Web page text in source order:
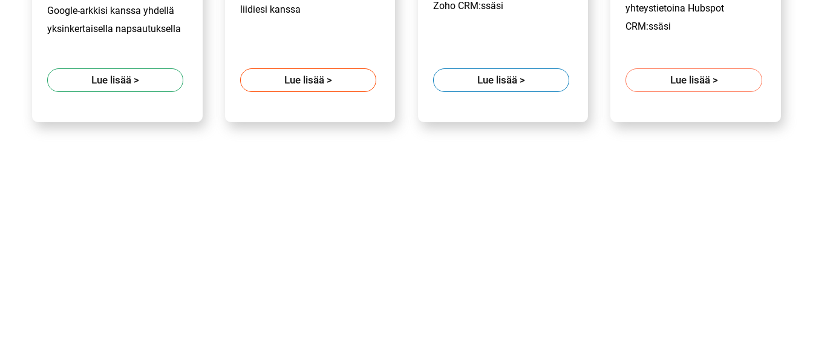
Google-arkkisi kanssa yhdellä
yksinkertaisella napsautuksella
Lue lisää >
liidiesi kanssa
Lue lisää >
Zoho CRM:ssäsi
Lue lisää >
yhteystietoina Hubspot
CRM:ssäsi
Lue lisää >